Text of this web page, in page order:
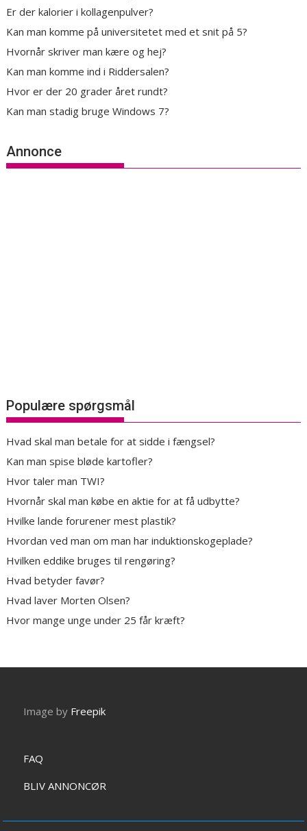
Er der kalorier i kollagenpulver?
Kan man komme på universitetet med et snit på 5?
Hvornår skriver man kære og hej?
Kan man komme ind i Riddersalen?
Hvor er der 20 grader året rundt?
Kan man stadig bruge Windows 7?
Annonce
Populære spørgsmål
Hvad skal man betale for at sidde i fængsel?
Kan man spise bløde kartofler?
Hvor taler man TWI?
Hvornår skal man købe en aktie for at få udbytte?
Hvilke lande forurener mest plastik?
Hvordan ved man om man har induktionskogeplade?
Hvilken eddike bruges til rengøring?
Hvad betyder favør?
Hvad laver Morten Olsen?
Hvor mange unge under 25 får kræft?
Image by Freepik
FAQ
BLIV ANNONCØR